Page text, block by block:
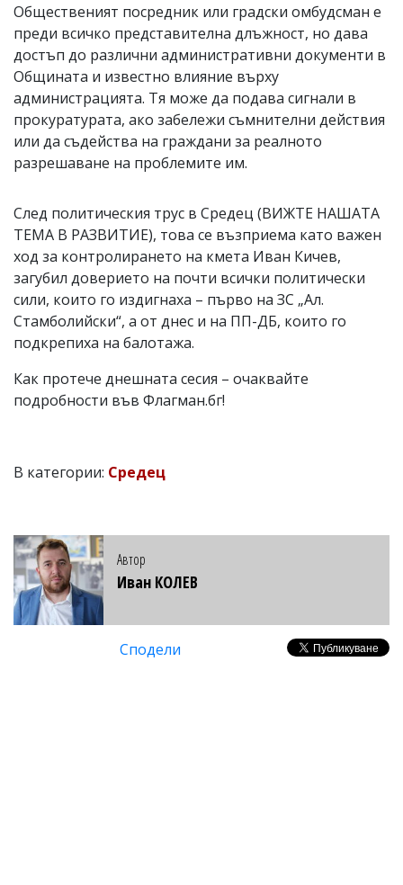
Общественият посредник или градски омбудсман е
преди всичко представителна длъжност, но дава
достъп до различни административни документи в
Общината и известно влияние върху
администрацията. Тя може да подава сигнали в
прокуратурата, ако забележи съмнителни действия
или да съдейства на граждани за реалното
разрешаване на проблемите им.
След политическия трус в Средец (ВИЖТЕ НАШАТА
ТЕМА В РАЗВИТИЕ), това се възприема като важен
ход за контролирането на кмета Иван Кичев,
загубил доверието на почти всички политически
сили, които го издигнаха – първо на ЗС „Ал.
Стамболийски“, а от днес и на ПП-ДБ, които го
подкрепиха на балотажа.
Как протече днешната сесия – очаквайте
подробности във Флагман.бг!
В категории: Средец
Автор
Иван КОЛЕВ
Сподели